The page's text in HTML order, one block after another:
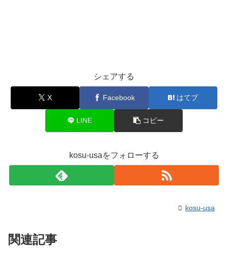
シェアする
X Facebook はてブ
LINE コピー
kosu-usaをフォローする
kosu-usa
関連記事